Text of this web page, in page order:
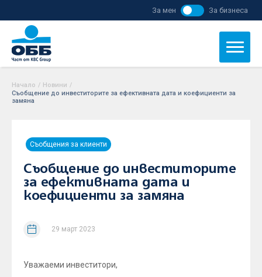
За мен За бизнеса
Начало / Новини /
Съобщение до инвеститорите за ефективната дата и коефициенти за
замяна
Съобщения за клиенти
Съобщение до инвеститорите
за ефективната дата и
коефициенти за замяна
29 март 2023
Уважаеми инвеститори,